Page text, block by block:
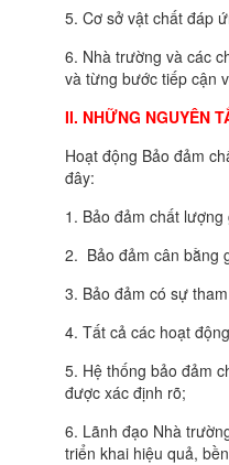
5. Cơ sở vật chất đáp
6. Nhà trường và các
và từng bước tiếp cận
II. NHỮNG NGUYÊN
Hoạt động Bảo đảm
đây:
1. Bảo đảm chất
2. Bảo đảm cân bằng
3. Bảo đảm có sự
4. Tất cả các hoạt
5. Hệ thống bảo đảm
được xác định rõ;
6. Lãnh đạo Nhà
triển khai hiệu quả,